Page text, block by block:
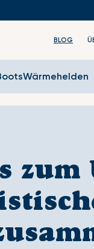
Wärmehelden
BLOG
zum